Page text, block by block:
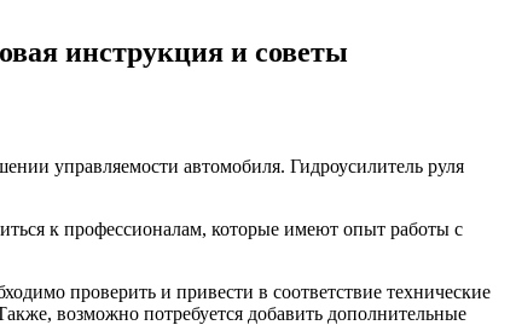
инструкция и советы
управляемости автомобиля. Гидроусилитель руля
к профессионалам, которые имеют опыт работы с
проверить и привести в соответствие технические
возможно потребуется добавить дополнительные